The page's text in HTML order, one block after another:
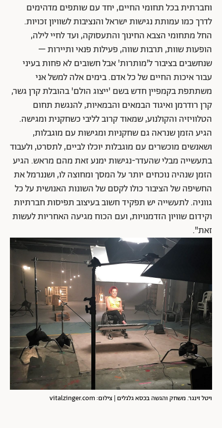
וחברתית בכל תחומי החיים, יחד עם שותפים מדהימים
לדרך כמו עמותת נגישות ישראל והנציבות לשוויון זכויות.
החל מתחומי הצבא החינוך והתעסוקה, ועד לחיי לילה,
הופעות שוות, תרבות שווה, פעילות פנאי ותיירות –
שנחשבים בציבור ל'מותרות' אבל חשובים לא פחות בעיני
עבור איכות החיים של כל אדם. בימים אלה למשל אני
משתתפת בקמפיין חדש בשם 'ייצוג הולם' בהובלת קרן גשר,
קרן רודרמן ואיגוד הבמאים והבמאיות, להנגשת תחום
הטלוויזיה והקולנוע, שמאוד קרוב לליבי כשחקנית ומגישה.
הגיע הזמן שנראה גם שחקניות ומגישות עם מוגבלות,
ושאנשים מוכשרים עם מוגבלות יוכלו לביים, לתסרט, ולעבוד
בתעשייה מבלי שהעדר-נגישות ימנע זאת מהם מראש. הגיע
הזמן שנהיה נוכחים יותר על המסך ומחוצה לו, ושננרמל את
החשיפה של הציבור כולו לקסם של השונות האנושית על כל
גווניה. לתעשייה יש תפקיד חשוב בעיצוב תפיסות חברתיות
וקידום שוויון הזדמנויות, ועם הכוח מגיעה האחריות לעשות
זאת".
ויטל זינגר. משחק והגשה בכסא גלגלים | צילום: vitalzinger.com